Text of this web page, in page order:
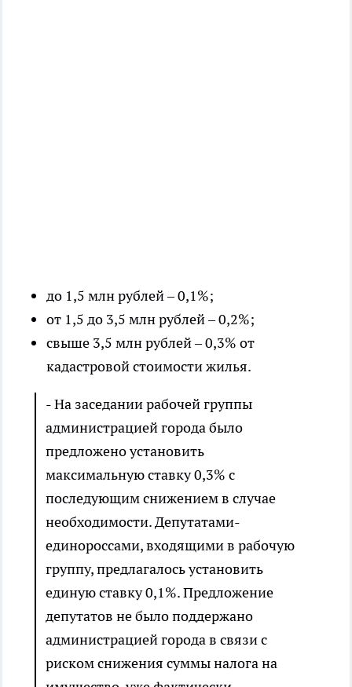
до 1,5 млн рублей – 0,1%;
от 1,5 до 3,5 млн рублей – 0,2%;
свыше 3,5 млн рублей – 0,3% от
кадастровой стоимости жилья.
- На заседании рабочей группы
администрацией города было
предложено установить
максимальную ставку 0,3% с
последующим снижением в случае
необходимости. Депутатами-
единороссами, входящими в рабочую
группу, предлагалось установить
единую ставку 0,1%. Предложение
депутатов не было поддержано
администрацией города в связи с
риском снижения суммы налога на